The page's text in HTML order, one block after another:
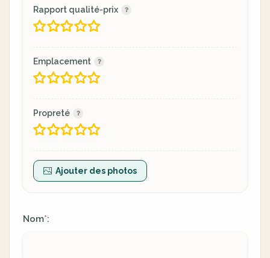
Rapport qualité-prix
Emplacement
Propreté
Ajouter des photos
Nom*: